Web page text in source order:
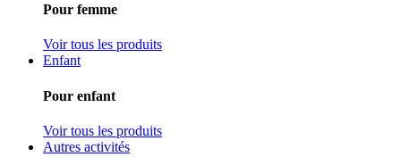
Pour femme
Voir tous les produits
Enfant
Pour enfant
Voir tous les produits
Autres activités